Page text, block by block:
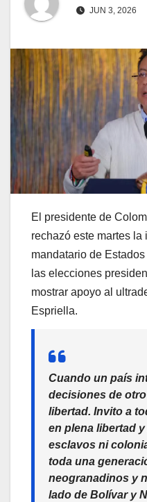
JUN 3, 2026
El presidente de
rechazó este martes la
mandatario de
las elecciones
mostrar apoyo al
Espriella.
Cuando un país
decisiones de
libertad. Invito a
en plena libertad
esclavos ni
toda una
neogranadinos y
lado de Bolívar y